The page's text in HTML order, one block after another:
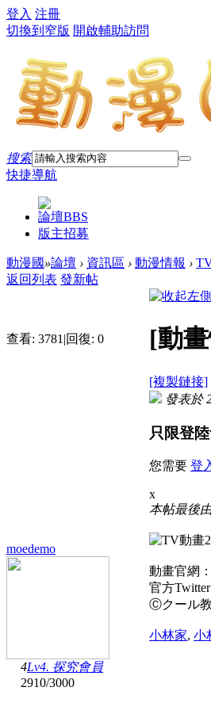
登入 注冊
切換到窄版 開啟輔助訪問
搜索
快捷導航
論壇BBS
版主招募
動漫國»論壇 › 資訊區 › 動漫情報 ›
返回列表 發新帖
查看: 3781 |回復: 0 [動
[複製鏈接]
moedemo
4Lv4. 探究會員
2910/3000
發表於
只限登
您需要 登
x
本帖最後
動畫官網：
官方Twitter
Ⓒクール
小林家, 小